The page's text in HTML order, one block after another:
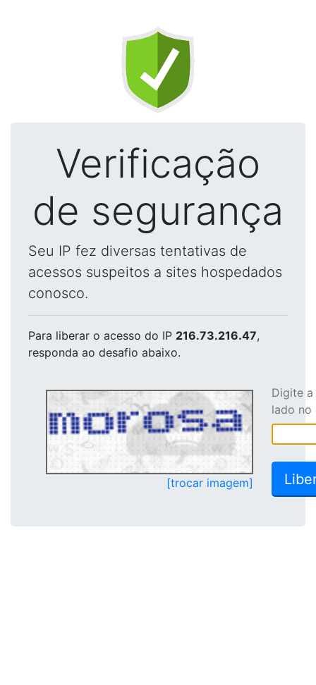
Verificação
de segurança
Seu IP fez diversas tentativas de
acessos suspeitos a sites hospedados
conosco.
Para liberar o acesso do IP 216.73.216.47,
responda ao desafio abaixo.
[trocar imagem]
Digite
lado no